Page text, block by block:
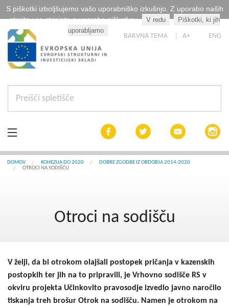
S piškotki izboljšujemo vašo uporabniško izkušnjo. Z uporabo naših
storitev se strinjate z uporabo piškotkov.
V redu
Piškotki, ki jih
uporabljamo
BARVNA TEMA A+ ENG
Aktualno
Seznam projektov
Blog
DOMOV KOHEZIJA DO 2020
DOBRE ZGODBE IZ OBDOBJA 2014-2020
OTROCI NA SODIŠČU
Otroci na sodišču
V želji, da bi otrokom olajšali postopek pričanja v kazenskih
postopkih ter jih na to pripravili, je Vrhovno sodišče RS v
okviru projekta Učinkovito pravosodje izvedlo javno naročilo
tiskanja treh brošur Otrok na sodišču. Namen je otrokom na